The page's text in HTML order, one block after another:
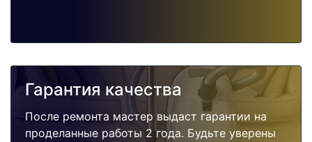
Гарантия качества
После ремонта мастер выдаст гарантии на
проделанные работы 2 года. Будьте уверены